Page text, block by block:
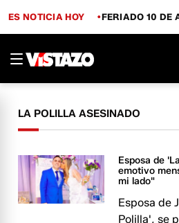
ES NOTICIA HOY FERIADO 10 DE
LA POLILLA ASESINADO
Esposa de
emotivo
mi lado"
Esposa de
Polilla', se